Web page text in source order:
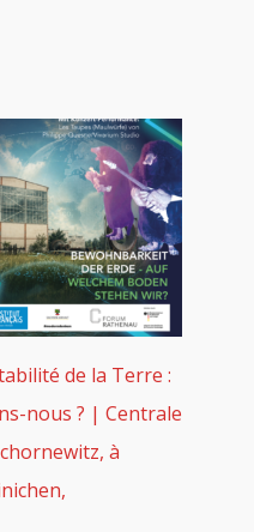
de la Terre :
nous ? | Centrale
à